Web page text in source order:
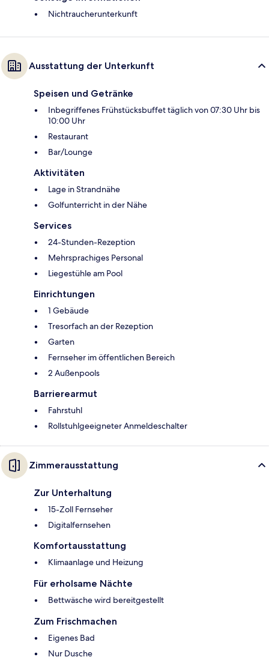
Nichtraucherunterkunft
Ausstattung der Unterkunft
Speisen und Getränke
Inbegriffenes Frühstücksbuffet täglich von 07:30 Uhr bis
10:00 Uhr
Restaurant
Bar/Lounge
Aktivitäten
Lage in Strandnähe
Golfunterricht in der Nähe
Services
24-Stunden-Rezeption
Mehrsprachiges Personal
Liegestühle am Pool
Einrichtungen
1 Gebäude
Tresorfach an der Rezeption
Garten
Fernseher im öffentlichen Bereich
2 Außenpools
Barrierearmut
Fahrstuhl
Rollstuhlgeeigneter Anmeldeschalter
Zimmerausstattung
Zur Unterhaltung
15-Zoll Fernseher
Digitalfernsehen
Komfortausstattung
Klimaanlage und Heizung
Für erholsame Nächte
Bettwäsche wird bereitgestellt
Zum Frischmachen
Eigenes Bad
Nur Dusche